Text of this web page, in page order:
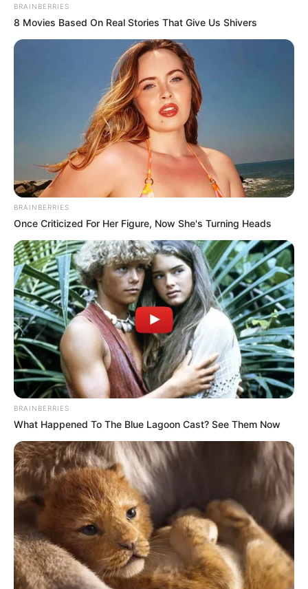
BRAINBERRIES
8 Movies Based On Real Stories That Give Us Shivers
BRAINBERRIES
Once Criticized For Her Figure, Now She's Turning Heads
BRAINBERRIES
What Happened To The Blue Lagoon Cast? See Them Now